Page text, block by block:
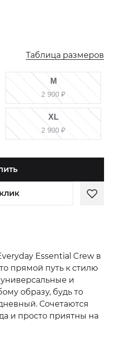
Таблица размеров
M
2 900 ₽
XL
2 900 ₽
Essential Crew в
прямой путь к стилю
и
образу, будь то
Сочетаются
и просто приятны на